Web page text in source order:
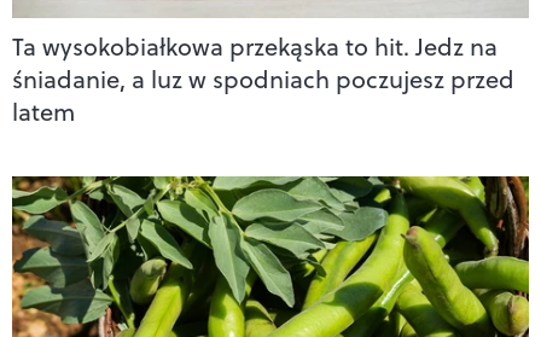
Ta wysokobiałkowa przekąska to hit. Jedz na
śniadanie, a luz w spodniach poczujesz przed
latem